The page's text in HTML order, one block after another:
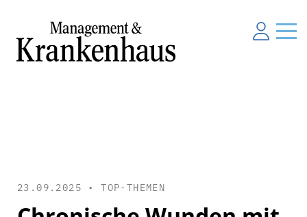
23.09.2025 •TOP-THEMEN